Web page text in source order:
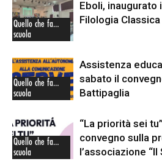
Quello che fa…
scuola
Eboli, inaugurato
Filologia
Quello che fa…
scuola
Assistenza
sabato il
Battipaglia
Quello che fa…
scuola
“La priorità sei
convegno sulla
l’associazione “Il